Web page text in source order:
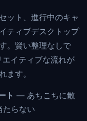
ット、進行中のキャ
ティブデスクトップ
。賢い整理なしで
イティブな流れが
ます。
ト — あちこちに散
たらない